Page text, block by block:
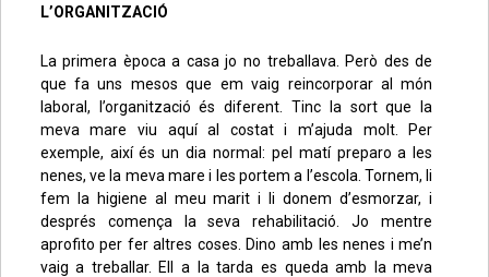
L’ORGANITZACIÓ
La primera època a casa jo no treballava. Però des de
que fa uns mesos que em vaig reincorporar al món
laboral, l’organització és diferent. Tinc la sort que la
meva mare viu aquí al costat i m’ajuda molt. Per
exemple, així és un dia normal: pel matí preparo a les
nenes, ve la meva mare i les portem a l’escola. Tornem, li
fem la higiene al meu marit i li donem d’esmorzar, i
després comença la seva rehabilitació. Jo mentre
aprofito per fer altres coses. Dino amb les nenes i me’n
vaig a treballar. Ell a la tarda es queda amb la meva